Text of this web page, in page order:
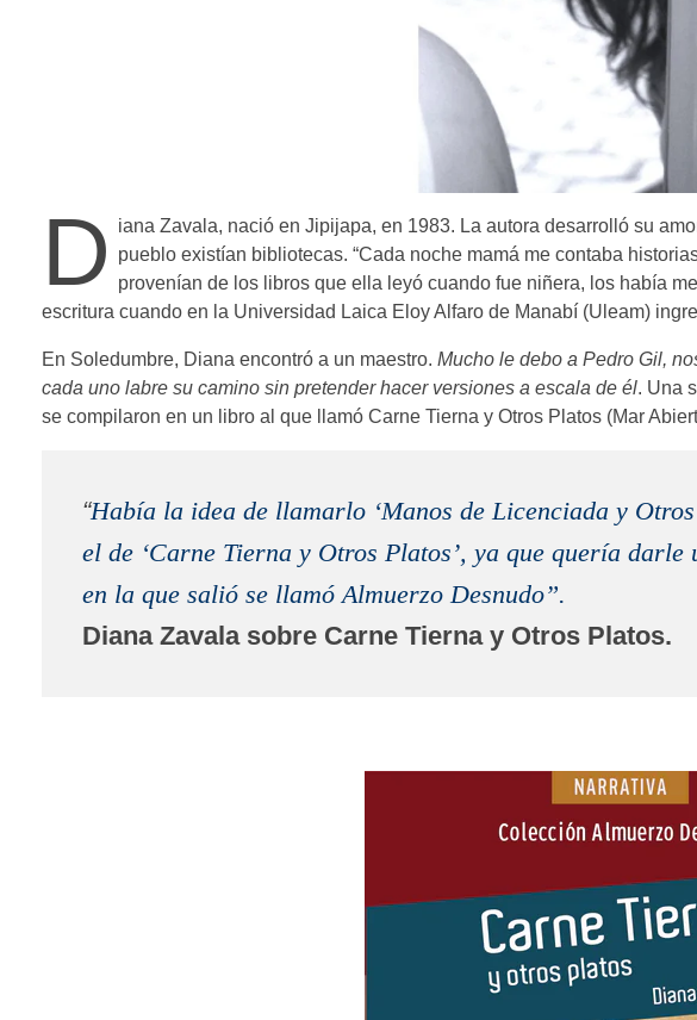
D
iana Zavala, nació en Jipijapa, en 1983. La autora desarrolló su
pueblo existían bibliotecas. “Cada noche mamá me contaba
provenían de los libros que ella leyó cuando fue niñera, los había
escritura cuando en la Universidad Laica Eloy Alfaro de Manabí (Uleam)
En Soledumbre, Diana encontró a un maestro. Mucho le debo a Pedro Gil,
cada uno labre su camino sin pretender hacer versiones a escala de él. Una
se compilaron en un libro al que llamó Carne Tierna y Otros Platos (Mar
“Había la idea de llamarlo ‘Manos de Licenciada y
el de ‘Carne Tierna y Otros Platos’, ya que quería
en la que salió se llamó Almuerzo Desnudo”.
Diana Zavala sobre Carne Tierna y Otros Platos.